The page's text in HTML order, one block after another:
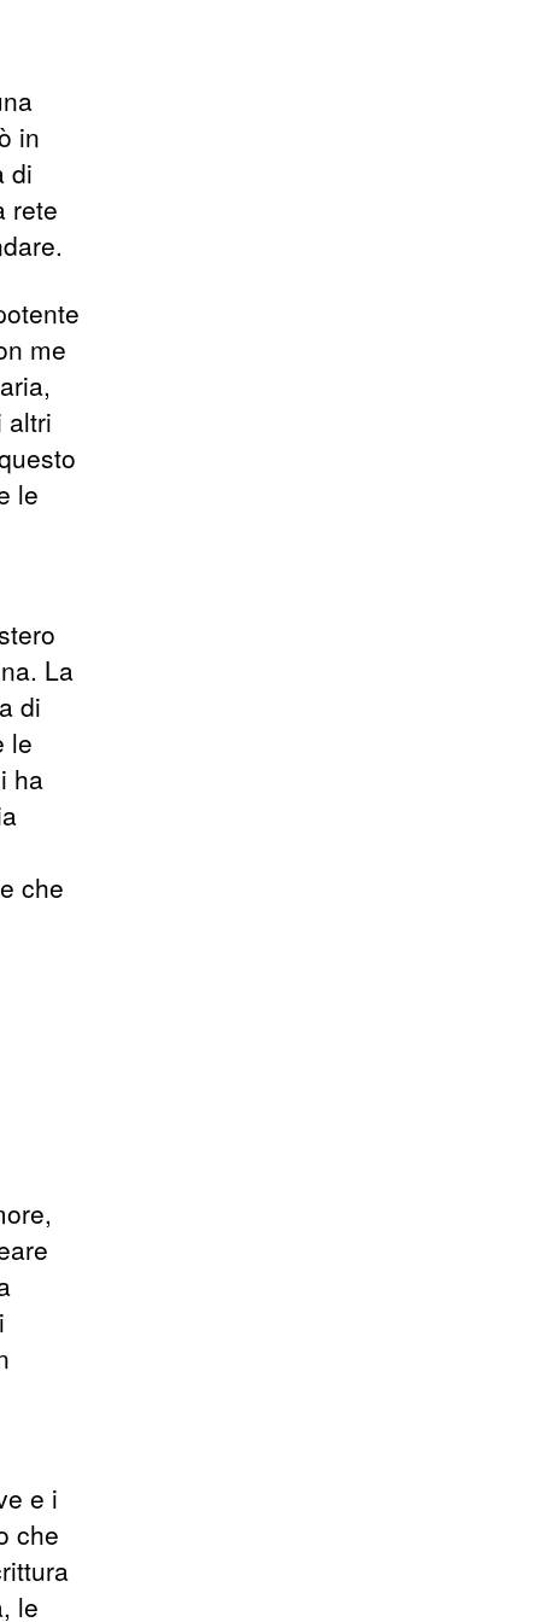
in
di
rete
me
altri
le
La
di
le
ha
che
e i
che
le